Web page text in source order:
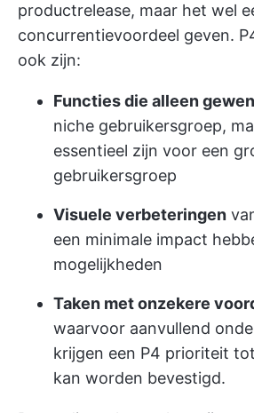
productrelease, maar het wel
concurrentievoordeel geven.
ook zijn:
Functies die alleen
niche gebruikersgroep,
essentieel zijn voor een
gebruikersgroep
Visuele verbeteringen
een minimale impact
mogelijkheden
Taken met onzekere
waarvoor aanvullend
krijgen een P4 prioriteit
kan worden bevestigd.